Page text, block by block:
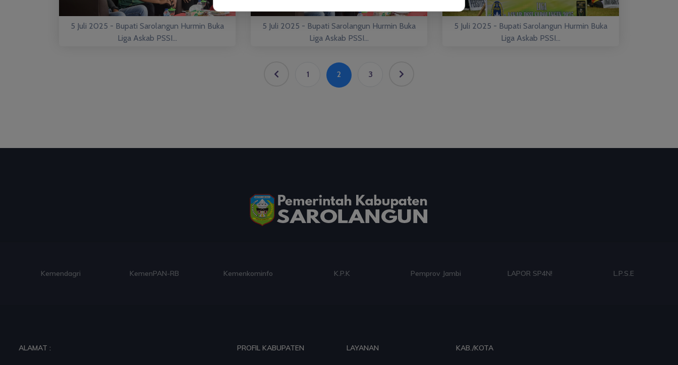
5 Juli 2025 - Bupati Sarolangun Hurmin Buka
Liga Askab PSSI...
5 Juli 2025 - Bupati Sarolangun Hurmin Buka
Liga Askab PSSI...
5 Juli 2025 - Bupati Sarolangun Hurmin Buka
Liga Askab PSSI...
1 2 3
Kemendagri KemenPAN-RB Kemenkominfo K.P.K Pemprov Jambi LAPOR SP4N! L.P.S.E
ALAMAT : PROFIL KABUPATEN LAYANAN KAB./KOTA